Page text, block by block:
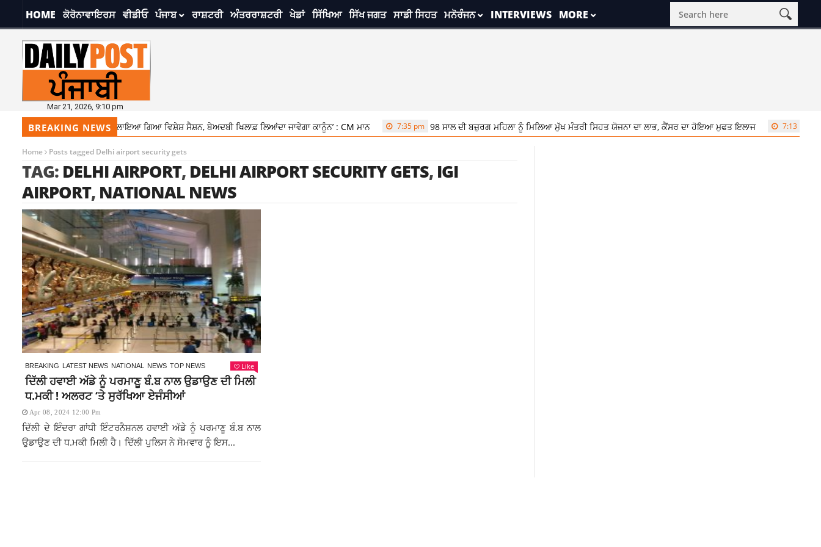
HOME ਕੋਰੋਨਾਵਾਇਰਸ ਵੀਡੀਓ ਪੰਜਾਬ ਰਾਸ਼ਟਰੀ ਅੰਤਰਰਾਸ਼ਟਰੀ ਖੇਡਾਂ ਸਿੱਖਿਆ ਸਿੱਖ ਜਗਤ ਸਾਡੀ ਸਿਹਤ ਮਨੋਰੰਜਨ INTERVIEWS MORE
Mar 21, 2026, 9:10 pm
BREAKING NEWS
’13 ਅਪ੍ਰੈਲ ਨੂੰ ਵਿਧਾਨ ਸਭਾ ਦਾ ਬੁਲਾਇਆ ਗਿਆ ਵਿਸ਼ੇਸ਼ ਸੈਸ਼ਨ, ਬੇਅਦਬੀ ਖਿਲਾਫ਼ ਲਿਆਂਦਾ ਜਾਵੇਗਾ ਕਾਨੂੰਨ’ : CM ਮਾਨ 7:35 pm 98 ਸਾਲ ਦੀ ਬਜ਼ੁਰਗ ਮਹਿਲਾ ਨੂੰ ਮਿਲਿਆ ਮੁੱਖ ਮੰਤਰੀ ਸਿਹਤ ਯੋਜਨਾ ਦਾ ਲਾਭ, ਕੈਂਸਰ ਦਾ ਹੋਇਆ ਮੁਫਤ ਇਲਾਜ 7:13 pm
Home Posts tagged Delhi airport security gets
TAG: DELHI AIRPORT, DELHI AIRPORT SECURITY GETS, IGI
AIRPORT, NATIONAL NEWS
BREAKING LATEST NEWS NATIONAL NEWS TOP NEWS Like
ਦਿੱਲੀ ਹਵਾਈ ਅੱਡੇ ਨੂੰ ਪਰਮਾਣੂ ਬੰ.ਬ ਨਾਲ ਉਡਾਉਣ ਦੀ ਮਿਲੀ
ਧ.ਮਕੀ ! ਅਲਰਟ ‘ਤੇ ਸੁਰੱਖਿਆ ਏਜੰਸੀਆਂ
Apr 08, 2024 12:00 Pm
ਦਿੱਲੀ ਦੇ ਇੰਦਰਾ ਗਾਂਧੀ ਇੰਟਰਨੈਸ਼ਨਲ ਹਵਾਈ ਅੱਡੇ ਨੂੰ ਪਰਮਾਣੂ ਬੰ.ਬ ਨਾਲ
ਉਡਾਉਣ ਦੀ ਧ.ਮਕੀ ਮਿਲੀ ਹੈ। ਦਿੱਲੀ ਪੁਲਿਸ ਨੇ ਸੋਮਵਾਰ ਨੂੰ ਇਸ...